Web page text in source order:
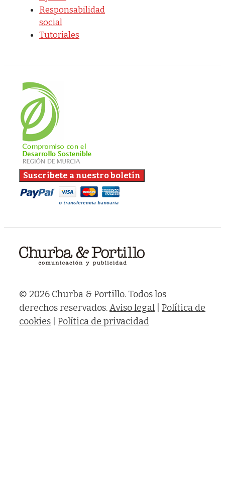
Responsabilidad
social
Tutoriales
© 2026 Churba & Portillo. Todos los
derechos reservados.Aviso legal
Política de
cookies
Política de privacidad